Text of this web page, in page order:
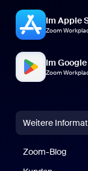
Im Apple
Zoom
Im
Zoom
Weitere
Zoom-Blog